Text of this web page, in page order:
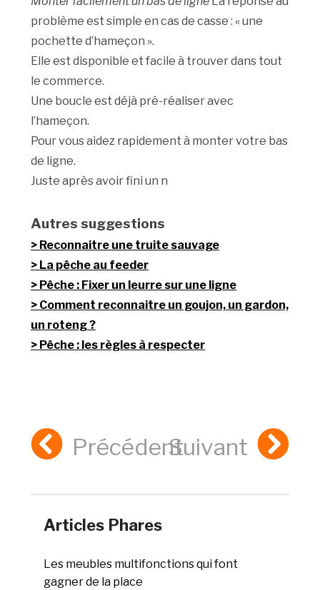
problème est simple en cas de casse : « une
pochette d’hameçon ».
Elle est disponible et facile à trouver dans tout
le commerce.
Une boucle est déjà pré-réaliser avec
l’hameçon.
Pour vous aidez rapidement à monter votre bas
de ligne.
Juste après avoir fini un n
Autres suggestions
Reconnaitre une truite sauvage
La pêche au feeder
Pêche : Fixer un leurre sur une ligne
Comment reconnaitre un goujon, un gardon,
un roteng ?
Pêche : les règles à respecter
PrécédentSuivant
Articles Phares
Les meubles multifonctions qui font
gagner de la place